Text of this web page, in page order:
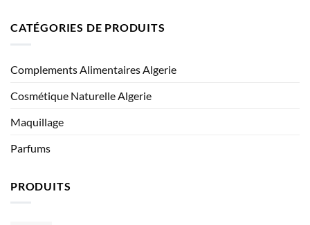
CATÉGORIES DE PRODUITS
Complements Alimentaires Algerie
Cosmétique Naturelle Algerie
Maquillage
Parfums
PRODUITS